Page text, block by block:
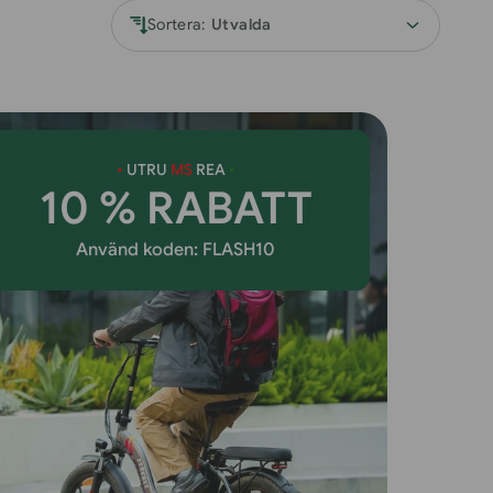
Sortera:
• UTRU MSREA •
10 % RABATT
Använd koden: FLASH10